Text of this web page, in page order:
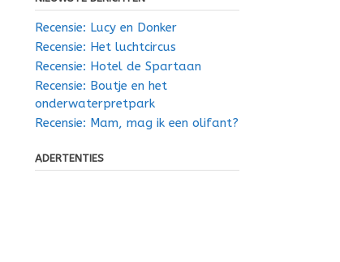
Recensie: Lucy en Donker
Recensie: Het luchtcircus
Recensie: Hotel de Spartaan
Recensie: Boutje en het
onderwaterpretpark
Recensie: Mam, mag ik een olifant?
ADERTENTIES